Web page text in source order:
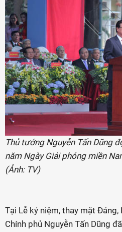
Thủ tướng Nguyễn Tấn Dũng
năm Ngày Giải phóng miền
(Ảnh: TV)
Tại Lễ kỷ niệm, thay mặt
Chính phủ Nguyễn Tấn Dũng